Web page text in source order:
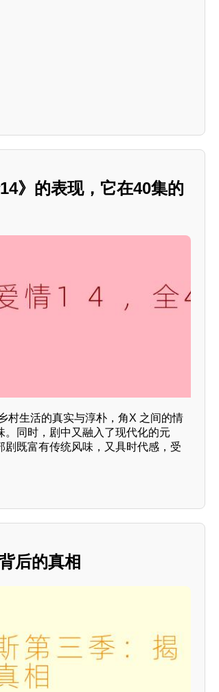
》的表现，它在40集的
村生活的真实与淳朴，角X 之间的情
同时，剧中又融入了现代化的元
既富有传统风味，又具时代感，受
后的真相